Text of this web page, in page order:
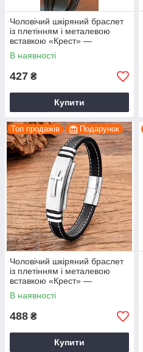
Чоловічий шкіряний браслет
із плетінням і металевою
вставкою «Крест» —
стильний аксесуар у чорному
кольорі
В наявності
427 ₴
Купити
Топ продажів Подарунок
Чоловічий шкіряний браслет
із плетінням і металевою
вставкою «Крест» —
стильний аксесуар
В наявності
488 ₴
Купити